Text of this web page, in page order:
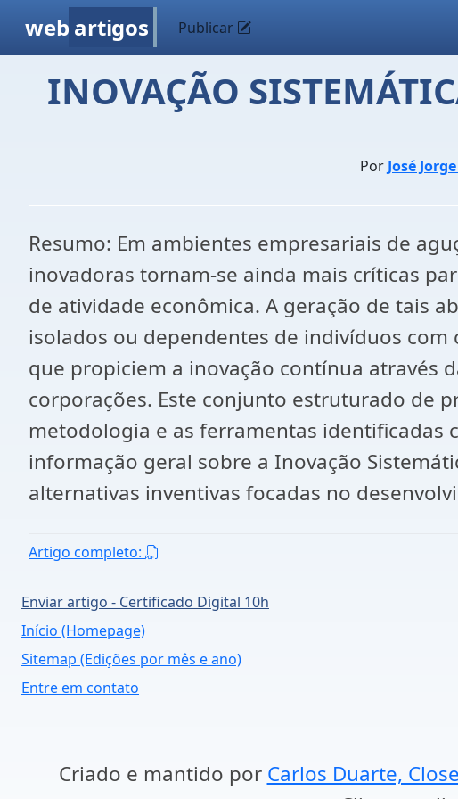
web artigos Publicar
INOVAÇÃO
Por José
Resumo: Em ambientes empresariais de
inovadoras tornam-se ainda mais críticas
de atividade econômica. A geração de tais
isolados ou dependentes de indivíduos
que propiciem a inovação contínua através
corporações. Este conjunto estruturado de
metodologia e as ferramentas identificadas
informação geral sobre a Inovação
alternativas inventivas focadas no
Artigo completo:
Enviar artigo - Certificado Digital 10h
Início (Homepage)
Sitemap (Edições por mês e ano)
Entre em contato
Criado e mantido por Carlos Duarte,